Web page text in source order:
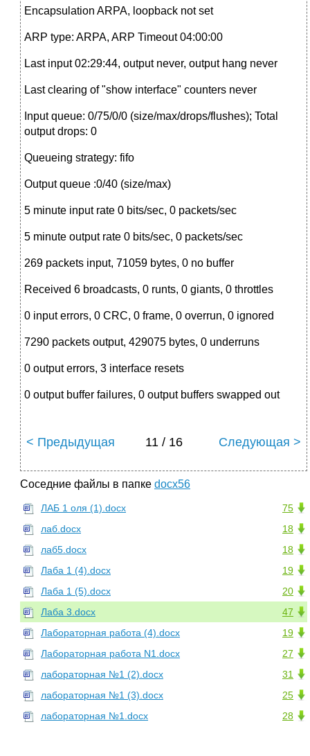
Encapsulation ARPA, loopback not set
ARP type: ARPA, ARP Timeout 04:00:00
Last input 02:29:44, output never, output hang never
Last clearing of "show interface" counters never
Input queue: 0/75/0/0 (size/max/drops/flushes); Total
output drops: 0
Queueing strategy: fifo
Output queue :0/40 (size/max)
5 minute input rate 0 bits/sec, 0 packets/sec
5 minute output rate 0 bits/sec, 0 packets/sec
269 packets input, 71059 bytes, 0 no buffer
Received 6 broadcasts, 0 runts, 0 giants, 0 throttles
0 input errors, 0 CRC, 0 frame, 0 overrun, 0 ignored
7290 packets output, 429075 bytes, 0 underruns
0 output errors, 3 interface resets
0 output buffer failures, 0 output buffers swapped out
< Предыдущая 11 / 16 Следующая >
Соседние файлы в папке docx56
75
ЛАБ 1 оля (1).docx
18
лаб.docx
18
лаб5.docx
19
Лаба 1 (4).docx
20
Лаба 1 (5).docx
47
Лаба 3.docx
19
Лабораторная работа (4).docx
27
Лабораторная работа N1.docx
31
лабораторная №1 (2).docx
25
лабораторная №1 (3).docx
28
лабораторная №1.docx